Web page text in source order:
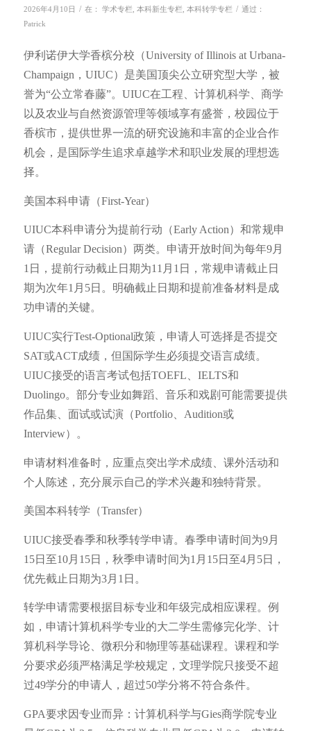
2026年4月10日 / 在： 学术专栏, 本科新生专栏, 本科转学专栏 / 通过：
Patrick
伊利诺伊大学香槟分校（University of Illinois at Urbana-
Champaign，UIUC）是美国顶尖公立研究型大学，被
誉为“公立常春藤”。UIUC在工程、计算机科学、商学
以及农业与自然资源管理等领域享有盛誉，校园位于
香槟市，提供世界一流的研究设施和丰富的企业合作
机会，是国际学生追求卓越学术和职业发展的理想选
择。
美国本科申请（First-Year）
UIUC本科申请分为提前行动（Early Action）和常规申
请（Regular Decision）两类。申请开放时间为每年9月
1日，提前行动截止日期为11月1日，常规申请截止日
期为次年1月5日。明确截止日期和提前准备材料是成
功申请的关键。
UIUC实行Test-Optional政策，申请人可选择是否提交
SAT或ACT成绩，但国际学生必须提交语言成绩。
UIUC接受的语言考试包括TOEFL、IELTS和
Duolingo。部分专业如舞蹈、音乐和戏剧可能需要提供
作品集、面试或试演（Portfolio、Audition或
Interview）。
申请材料准备时，应重点突出学术成绩、课外活动和
个人陈述，充分展示自己的学术兴趣和独特背景。
美国本科转学（Transfer）
UIUC接受春季和秋季转学申请。春季申请时间为9月
15日至10月15日，秋季申请时间为1月15日至4月5日，
优先截止日期为3月1日。
转学申请需要根据目标专业和年级完成相应课程。例
如，申请计算机科学专业的大二学生需修完化学、计
算机科学导论、微积分和物理等基础课程。课程和学
分要求必须严格满足学校规定，文理学院只接受不超
过49学分的申请人，超过50学分将不符合条件。
GPA要求因专业而异：计算机科学与Gies商学院专业